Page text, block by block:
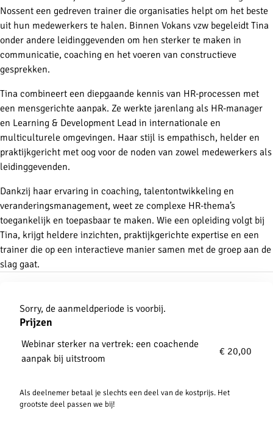
Nossent een gedreven trainer die organisaties helpt om het beste
uit hun medewerkers te halen. Binnen Vokans vzw begeleidt Tina
onder andere leidinggevenden om hen sterker te maken in
communicatie, coaching en het voeren van constructieve
gesprekken.
Tina combineert een diepgaande kennis van HR-processen met
een mensgerichte aanpak. Ze werkte jarenlang als HR-manager
en Learning & Development Lead in internationale en
multiculturele omgevingen. Haar stijl is empathisch, helder en
praktijkgericht met oog voor de noden van zowel medewerkers als
leidinggevenden.
Dankzij haar ervaring in coaching, talentontwikkeling en
veranderingsmanagement, weet ze complexe HR-thema’s
toegankelijk en toepasbaar te maken. Wie een opleiding volgt bij
Tina, krijgt heldere inzichten, praktijkgerichte expertise en een
trainer die op een interactieve manier samen met de groep aan de
slag gaat.
Aanmelden
Sorry, de aanmeldperiode is voorbij.
Prijzen
Webinar sterker na vertrek: een coachende
aanpak bij uitstroom
€ 20,00
Als deelnemer betaal je slechts een deel van de kostprijs. Het
grootste deel passen we bij!